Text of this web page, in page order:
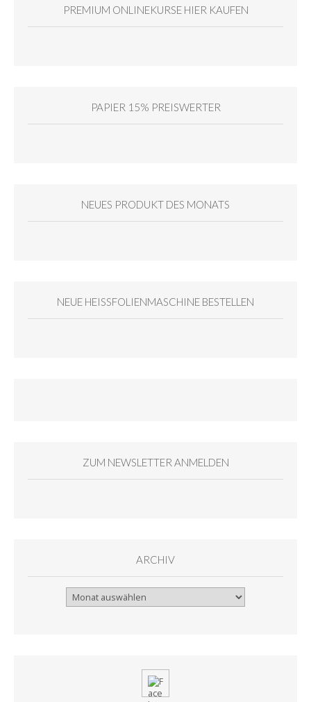
PREMIUM ONLINEKURSE HIER KAUFEN
PAPIER 15% PREISWERTER
NEUES PRODUKT DES MONATS
NEUE HEISSFOLIENMASCHINE BESTELLEN
ZUM NEWSLETTER ANMELDEN
ARCHIV
Archiv